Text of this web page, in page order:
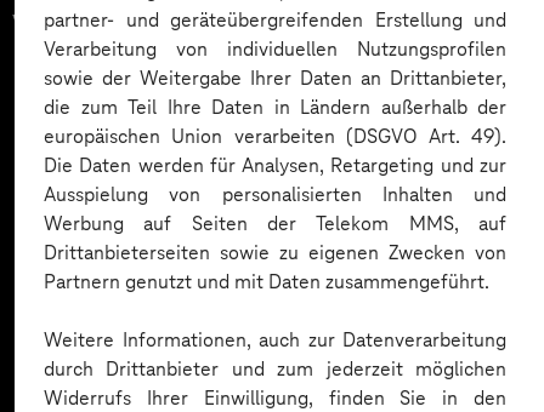
partner- und geräteübergreifenden Erstellung und
Verarbeitung von individuellen Nutzungsprofilen
sowie der Weitergabe Ihrer Daten an Drittanbieter,
die zum Teil Ihre Daten in Ländern außerhalb der
europäischen Union verarbeiten (DSGVO Art. 49).
Die Daten werden für Analysen, Retargeting und zur
Ausspielung von personalisierten Inhalten und
Werbung auf Seiten der Telekom MMS, auf
Drittanbieterseiten sowie zu eigenen Zwecken von
Partnern genutzt und mit Daten zusammengeführt.
Weitere Informationen, auch zur Datenverarbeitung
durch Drittanbieter und zum jederzeit möglichen
Widerrufs Ihrer Einwilligung, finden Sie in den
vertrauen auf unsere
Expertise. Hier eine Auswahl: